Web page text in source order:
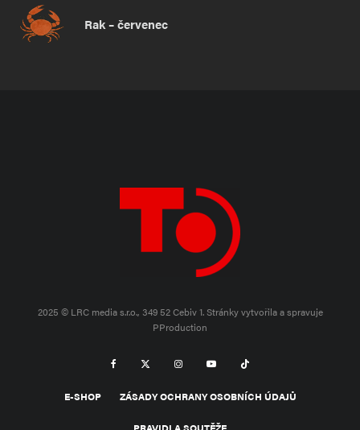
Rak – červenec
2025 © LRC media s.r.o., 349 52 Cebiv 1.Stránky vytvořila a spravuje
PProduction
E-SHOP ZÁSADY OCHRANY OSOBNÍCH ÚDAJŮ